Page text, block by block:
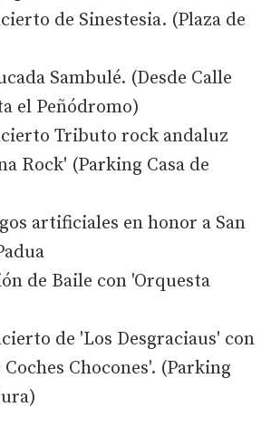
de Sinestesia. (Plaza de
Sambulé. (Desde Calle
el Peñódromo)
Tributo rock andaluz
Rock' (Parking Casa de
artificiales en honor a San
de Baile con 'Orquesta
de 'Los Desgraciaus' con
Chocones'. (Parking